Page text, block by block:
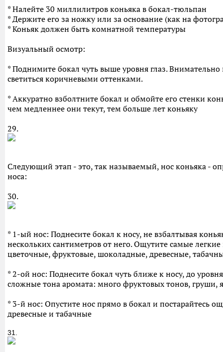
* Налейте 30 миллилитров коньяка в бокал-тюльпан
* Держите его за ножку или за основание (как на
* Коньяк должен быть комнатной температуры
Визуальный осмотр:
* Поднимите бокал чуть выше уровня глаз.
светиться коричневыми оттенками.
* Аккуратно взболтните бокал и обмойте его стенки
чем медленнее они текут, тем больше лет коньяку
29.
Следующий этап - это, так называемый, нос коньяка -
носа:
30.
* 1-ый нос: Поднесите бокал к носу, не взбалтывая
нескольких сантиметров от него. Ощутите самые
цветочные, фруктовые, шоколадные, древесные,
* 2-ой нос: Поднесите бокал чуть ближе к носу, до
сложные тона аромата: много фруктовых тонов, груши,
* 3-й нос: Опустите нос прямо в бокал и постарайтесь
древесные и табачные
31.